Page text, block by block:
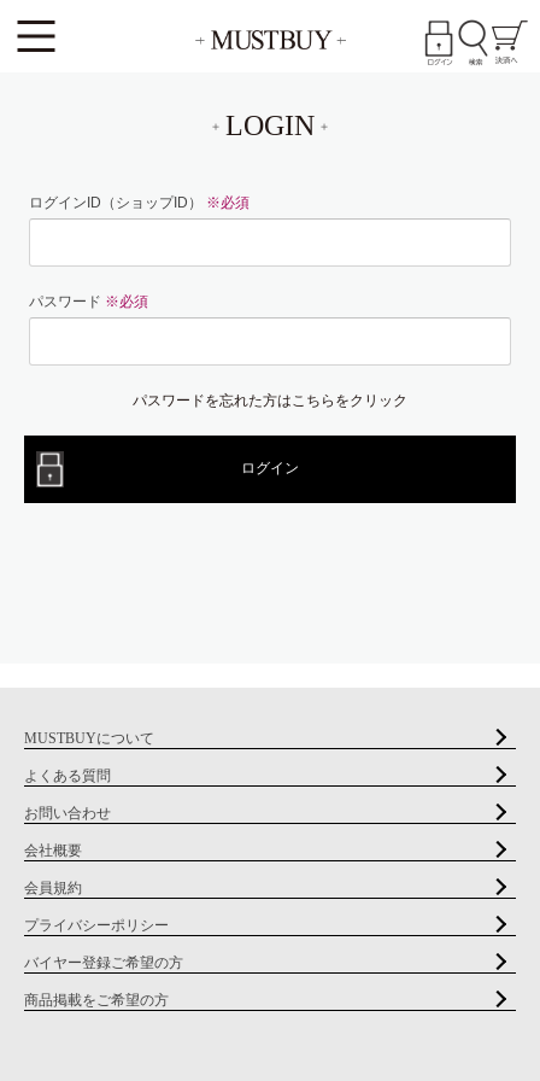
LOGIN
ログインID（ショップID） ※必須
パスワード ※必須
パスワードを忘れた方はこちらをクリック
MUSTBUYについて
よくある質問
お問い合わせ
会社概要
会員規約
プライバシーポリシー
バイヤー登録ご希望の方
商品掲載をご希望の方